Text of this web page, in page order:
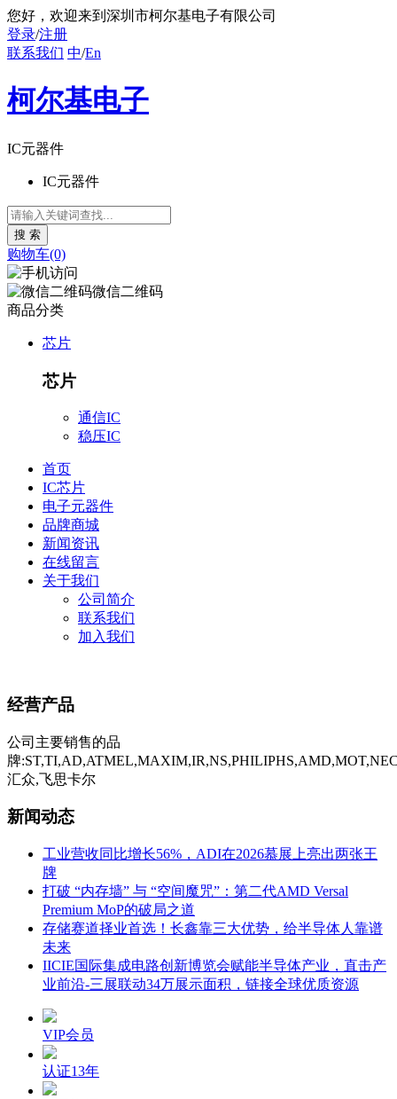
您好 ，欢迎来到深圳市柯尔基电子有限公司
登录/注册
联系我们 中/En
柯尔基电子
IC元器件
IC元器件
购物车(0)
微信二维码
商品分类
芯片
芯片
通信IC
稳压IC
首页
IC芯片
电子元器件
品牌商城
新闻资讯
在线留言
关于我们
公司简介
联系我们
加入我们
经营产品
公司主要销售的品
牌
汇众,飞思卡尔
新闻动态
工业营收同比增长56%，ADI在2026慕展上亮出两张王
牌
打破 “内存墙” 与 “空间魔咒”：第二代AMD Versal
Premium MoP的破局之道
存储赛道择业首选！长鑫靠三大优势，给半导体人靠谱
未来
IICIE国际集成电路创新博览会赋能半导体产业，直击产
业前沿-三展联动34万展示面积，链接全球优质资源
VIP会员
认证13年